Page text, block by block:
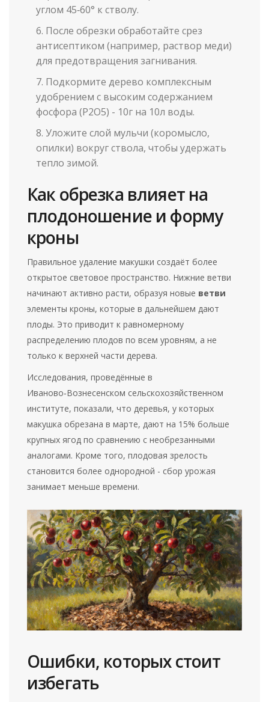
углом 45‑60° к стволу.
После обрезки обработайте срез
антисептиком (например, раствор меди)
для предотвращения загнивания.
Подкормите дерево комплексным
удобрением с высоким содержанием
фосфора (P2O5) - 10г на 10л воды.
Уложите слой мульчи (коромысло,
опилки) вокруг ствола, чтобы удержать
тепло зимой.
Как обрезка влияет на
плодоношение и форму
кроны
Правильное удаление макушки создаёт более
открытое световое пространство. Нижние ветви
начинают активно расти, образуя новые ветви
элементы кроны, которые в дальнейшем дают
плоды. Это приводит к равномерному
распределению плодов по всем уровням, а не
только к верхней части дерева.
Исследования, проведённые в
Иваново‑Вознесенском сельскохозяйственном
институте, показали, что деревья, у которых
макушка обрезана в марте, дают на 15% больше
крупных ягод по сравнению с необрезанными
аналогами. Кроме того, плодовая зрелость
становится более однородной - сбор урожая
занимает меньше времени.
Ошибки, которых стоит
избегать